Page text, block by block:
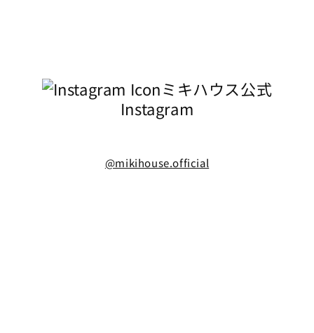
ミキハウス公式
Instagram
@mikihouse.official